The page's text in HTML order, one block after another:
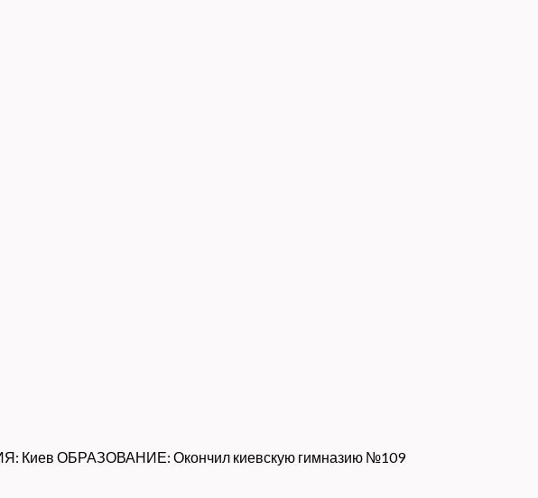
Киев ОБРАЗОВАНИЕ: Окончил киевскую гимназию №109